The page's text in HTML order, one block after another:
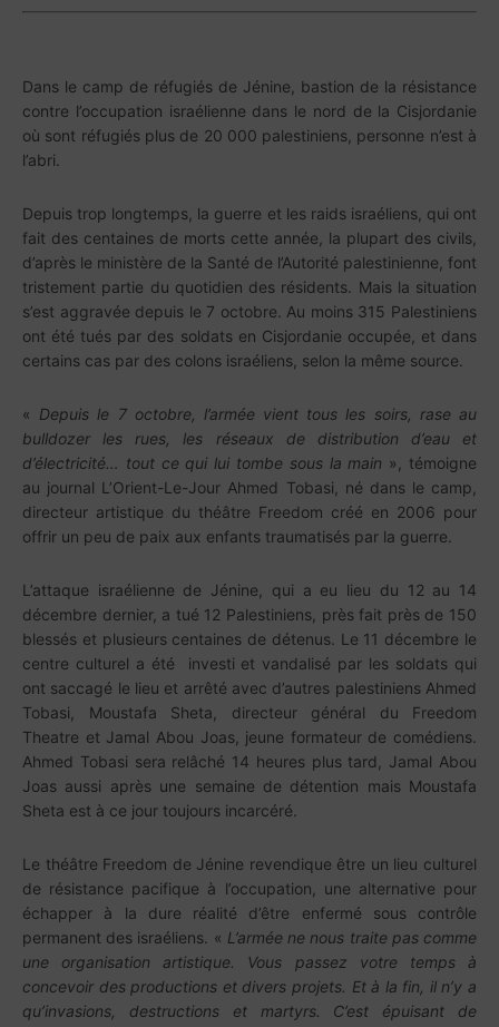
Dans le camp de réfugiés de Jénine, bastion de la résistance
contre l’occupation israélienne dans le nord de la Cisjordanie
où sont réfugiés plus de 20 000 palestiniens, personne n’est à
l’abri.
Depuis trop longtemps, la guerre et les raids israéliens, qui ont
fait des centaines de morts cette année, la plupart des civils,
d’après le ministère de la Santé de l’Autorité palestinienne, font
tristement partie du quotidien des résidents. Mais la situation
s’est aggravée depuis le 7 octobre. Au moins 315 Palestiniens
ont été tués par des soldats en Cisjordanie occupée, et dans
certains cas par des colons israéliens, selon la même source.
« Depuis le 7 octobre, l’armée vient tous les soirs, rase au
bulldozer les rues, les réseaux de distribution d’eau et
d’électricité… tout ce qui lui tombe sous la main », témoigne
au journal L’Orient-Le-Jour Ahmed Tobasi, né dans le camp,
directeur artistique du théâtre Freedom créé en 2006 pour
offrir un peu de paix aux enfants traumatisés par la guerre.
L’attaque israélienne de Jénine, qui a eu lieu du 12 au 14
décembre dernier, a tué 12 Palestiniens, près fait près de 150
blessés et plusieurs centaines de détenus. Le 11 décembre le
centre culturel a été investi et vandalisé par les soldats qui
ont saccagé le lieu et arrêté avec d’autres palestiniens Ahmed
Tobasi, Moustafa Sheta, directeur général du Freedom
Theatre et Jamal Abou Joas, jeune formateur de comédiens.
Ahmed Tobasi sera relâché 14 heures plus tard, Jamal Abou
Joas aussi après une semaine de détention mais Moustafa
Sheta est à ce jour toujours incarcéré.
Le théâtre Freedom de Jénine revendique être un lieu culturel
de résistance pacifique à l’occupation, une alternative pour
échapper à la dure réalité d’être enfermé sous contrôle
permanent des israéliens. « L’armée ne nous traite pas comme
une organisation artistique. Vous passez votre temps à
concevoir des productions et divers projets. Et à la fin, il n’y a
qu’invasions, destructions et martyrs. C’est épuisant de